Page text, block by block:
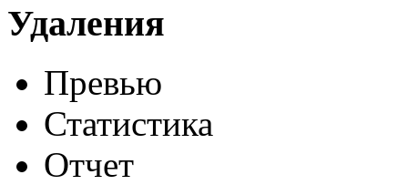
Удаления
Превью
Статистика
Отчет